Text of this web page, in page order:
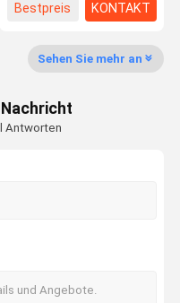
Bestpreis
KONTAKT
Sehen Sie mehr an
Antworten